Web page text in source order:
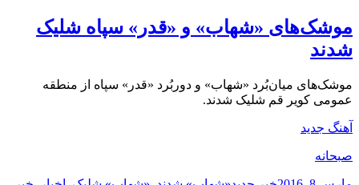
موشک‌های «شهاب» و «قدر» سپاه شلیک
شدند
موشک‌های میان‌بُرد «شهاب» و دوربُرد «قدر» سپاه از منطقه
عمومی کویر قم شلیک شدند.
آهنگ جدید
صبحانه